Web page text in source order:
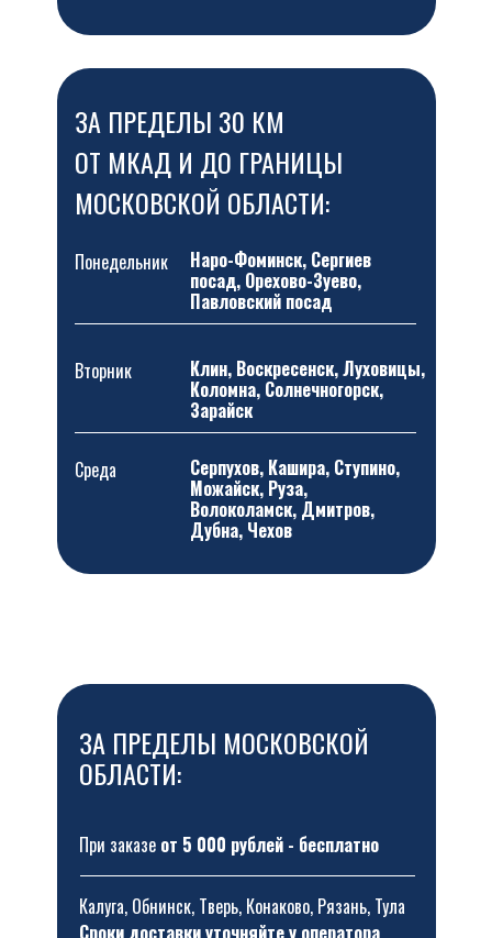
ЗА ПРЕДЕЛЫ 30 КМ
ОТ МКАД И ДО ГРАНИЦЫ
МОСКОВСКОЙ ОБЛАСТИ:
Наро-Фоминск, Сергиев
посад, Орехово-Зуево,
Павловский посад
Понедельник
Серпухов, Кашира, Ступино,
Можайск, Руза,
Волоколамск, Дмитров,
Дубна, Чехов
Среда
Клин, Воскресенск, Луховицы,
Коломна, Солнечногорск,
Зарайск
Вторник
ЗА ПРЕДЕЛЫ МОСКОВСКОЙ
ОБЛАСТИ:
Калуга, Обнинск, Тверь, Конаково, Рязань, Тула
Сроки доставки уточняйте у оператора
При заказе от 5 000 рублей - бесплатно